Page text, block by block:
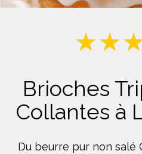
Brioches
Collantes à
Du beurre pur non salé